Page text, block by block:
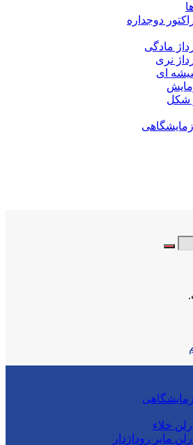
دوجداره
مادگی
نری
ای
شکل
ارلن خلاء
ارلن مایر روداژدار